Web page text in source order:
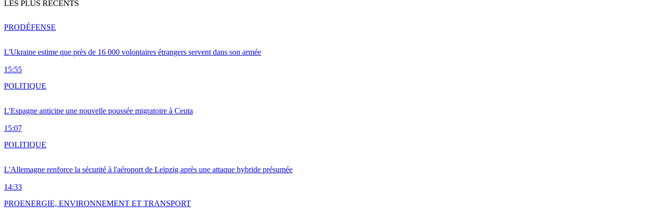
LES PLUS RÉCENTS
L'Ukraine estime que près de 16 000 volontaires étrangers servent dans son armée
15:55
PRODÉFENSE
L'Espagne anticipe une nouvelle poussée migratoire à Ceuta
15:07
POLITIQUE
L'Allemagne renforce la sécurité à l'aéroport de Leipzig après une attaque hybride présumée
14:33
POLITIQUE
PROENERGIE, ENVIRONNEMENT ET TRANSPORT